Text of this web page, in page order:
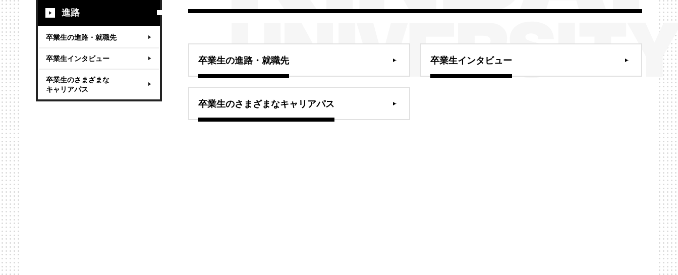
進路
卒業生の進路・就職先
卒業生インタビュー
卒業生のさまざまな
キャリアパス
卒業生の進路・就職先 卒業生インタビュー
卒業生のさまざまなキャリアパス